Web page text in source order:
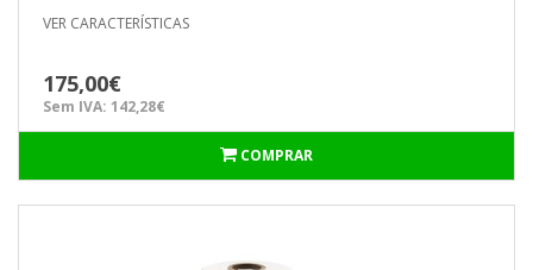
VER CARACTERÍSTICAS
175,00€
Sem IVA: 142,28€
COMPRAR